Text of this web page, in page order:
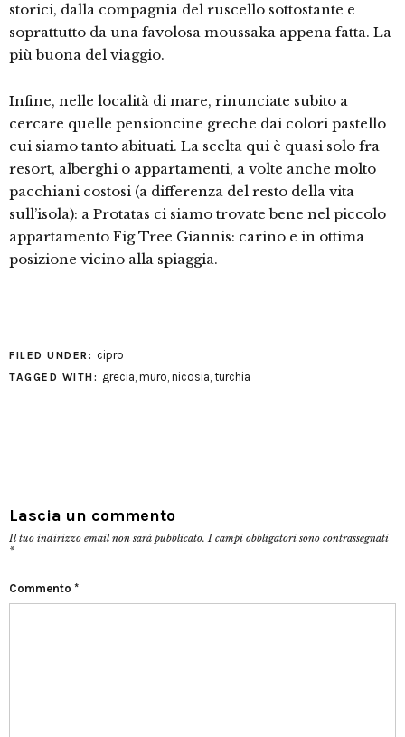
storici, dalla compagnia del ruscello sottostante e
soprattutto da una favolosa moussaka appena fatta. La
più buona del viaggio.
Infine, nelle località di mare, rinunciate subito a
cercare quelle pensioncine greche dai colori pastello
cui siamo tanto abituati. La scelta qui è quasi solo fra
resort, alberghi o appartamenti, a volte anche molto
pacchiani costosi (a differenza del resto della vita
sull’isola): a Protatas ci siamo trovate bene nel piccolo
appartamento Fig Tree Giannis: carino e in ottima
posizione vicino alla spiaggia.
FILED UNDER: cipro
TAGGED WITH: grecia, muro, nicosia, turchia
Lascia un commento
Il tuo indirizzo email non sarà pubblicato. I campi obbligatori sono contrassegnati
*
Commento *